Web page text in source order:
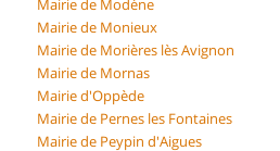
Mairie de Modène
Mairie de Monieux
Mairie de Morières lès Avignon
Mairie de Mornas
Mairie d'Oppède
Mairie de Pernes les Fontaines
Mairie de Peypin d'Aigues